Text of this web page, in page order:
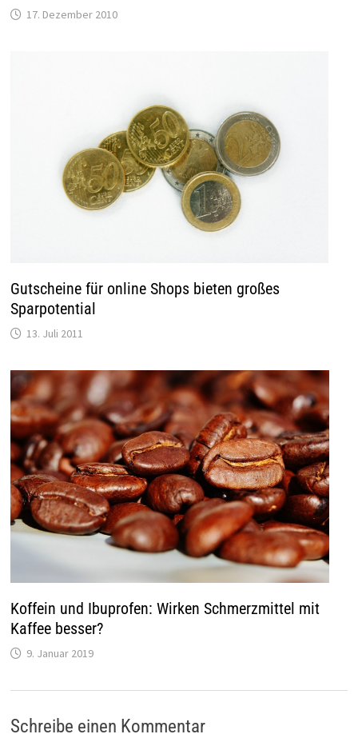
17. Dezember 2010
Gutscheine für online Shops bieten großes
Sparpotential
13. Juli 2011
Koffein und Ibuprofen: Wirken Schmerzmittel mit
Kaffee besser?
9. Januar 2019
Schreibe einen Kommentar